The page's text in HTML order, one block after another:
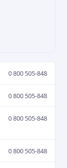
0 800 505-848
0 800 505-848
0 800 505-848
0 800 505-848